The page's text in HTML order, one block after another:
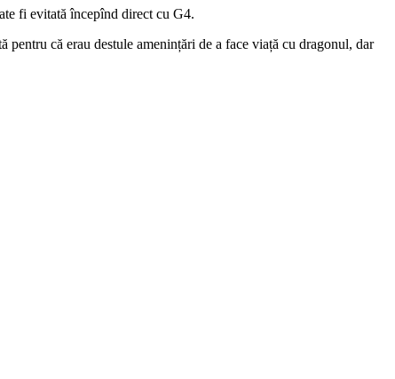
fi evitată începînd direct cu G4.
că erau destule amenințări de a face viață cu dragonul, dar